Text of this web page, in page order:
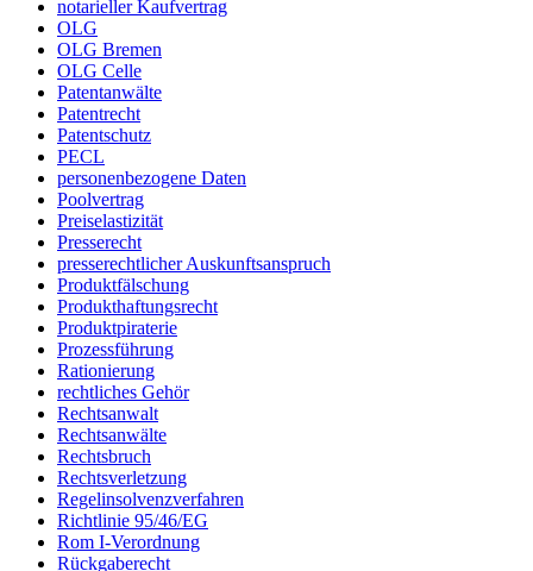
notarieller Kaufvertrag
OLG
OLG Bremen
OLG Celle
Patentanwälte
Patentrecht
Patentschutz
PECL
personenbezogene Daten
Poolvertrag
Preiselastizität
Presserecht
presserechtlicher Auskunftsanspruch
Produktfälschung
Produkthaftungsrecht
Produktpiraterie
Prozessführung
Rationierung
rechtliches Gehör
Rechtsanwalt
Rechtsanwälte
Rechtsbruch
Rechtsverletzung
Regelinsolvenzverfahren
Richtlinie 95/46/EG
Rom I-Verordnung
Rückgaberecht